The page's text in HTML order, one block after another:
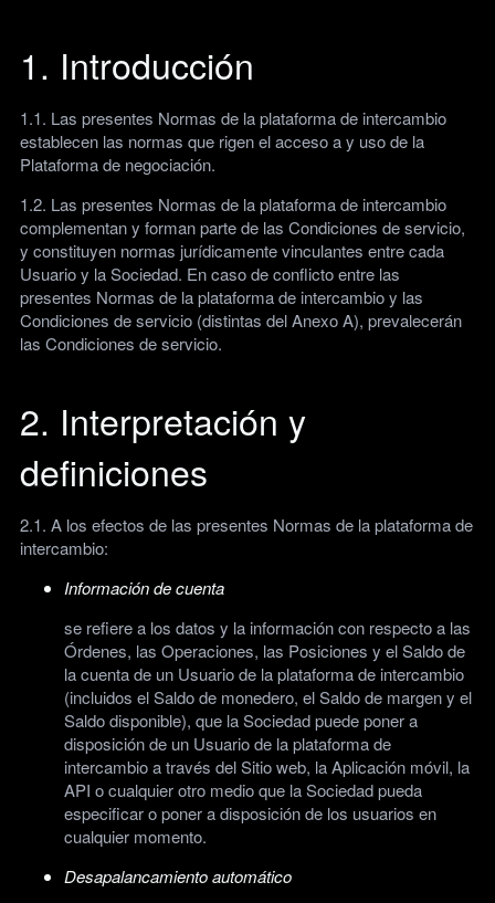
1. Introducción
1.1. Las presentes Normas de la plataforma de intercambio
establecen las normas que rigen el acceso a y uso de la
Plataforma de negociación.
1.2. Las presentes Normas de la plataforma de intercambio
complementan y forman parte de las Condiciones de servicio,
y constituyen normas jurídicamente vinculantes entre cada
Usuario y la Sociedad. En caso de conflicto entre las
presentes Normas de la plataforma de intercambio y las
Condiciones de servicio (distintas del Anexo A), prevalecerán
las Condiciones de servicio.
2. Interpretación y
definiciones
2.1. A los efectos de las presentes Normas de la plataforma de
intercambio:
Información de cuenta
se refiere a los datos y la información con respecto a las
Órdenes, las Operaciones, las Posiciones y el Saldo de
la cuenta de un Usuario de la plataforma de intercambio
(incluidos el Saldo de monedero, el Saldo de margen y el
Saldo disponible), que la Sociedad puede poner a
disposición de un Usuario de la plataforma de
intercambio a través del Sitio web, la Aplicación móvil, la
API o cualquier otro medio que la Sociedad pueda
especificar o poner a disposición de los usuarios en
cualquier momento.
Desapalancamiento automático